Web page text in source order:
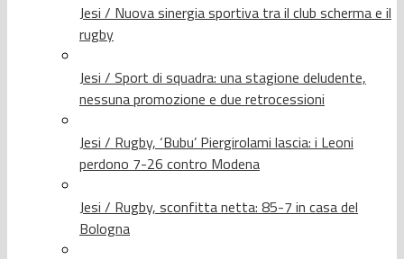
Jesi / Nuova sinergia sportiva tra il club scherma e il
rugby
Jesi / Sport di squadra: una stagione deludente,
nessuna promozione e due retrocessioni
Jesi / Rugby, ‘Bubu’ Piergirolami lascia: i Leoni
perdono 7-26 contro Modena
Jesi / Rugby, sconfitta netta: 85-7 in casa del
Bologna